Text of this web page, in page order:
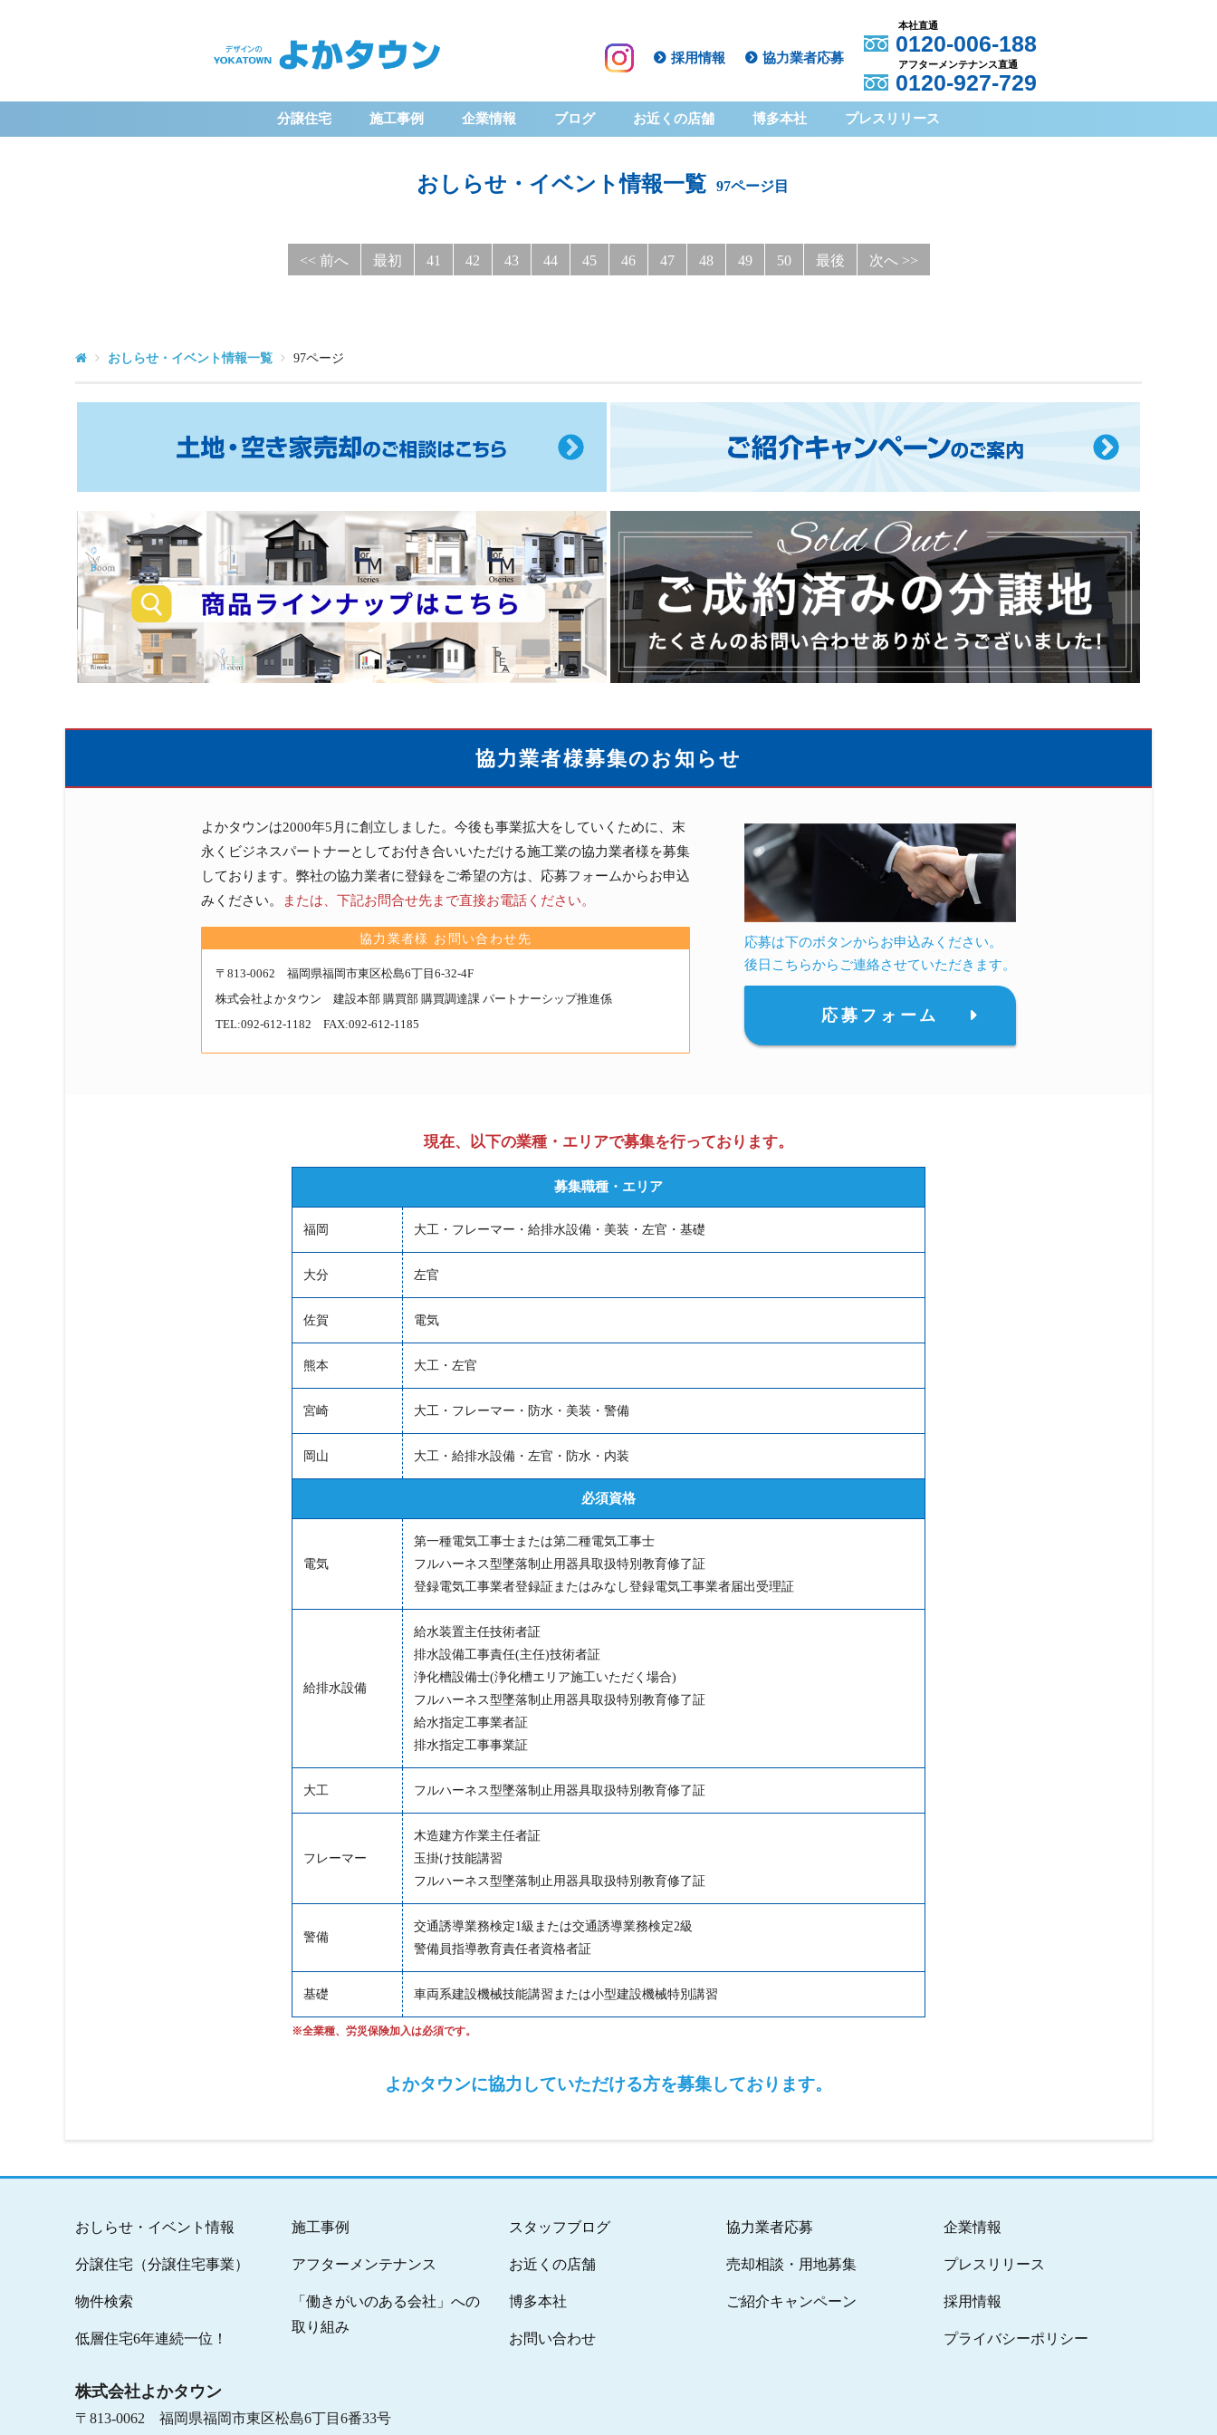
よ
か
採用情報 協力業者応募
本社直通
0120-006-188
アフターメンテナンス直通
0120-927-729
分譲住宅 施工事例 企業情報 ブログ お近くの店舗 博多本社 プレスリリース
おしらせ・イベント情報一覧 97ページ目
<< 前へ 最初 41 42 43 44 45 46 47 48 49 50 最後 次へ >>
おしらせ・イベント情報一覧 97ページ
地・
空
き
家
売
却
の
相
紹
キ
ャ
ペ
ー
の
ご
約
済
の
分
譲
細
こ
ら
協力業者様募集のお知らせ
よかタウンは2000年5月に創立しました。今後も事業拡大をしていくために、末
永くビジネスパートナーとしてお付き合いいただける施工業の協力業者様を募集
しております。弊社の協力業者に登録をご希望の方は、応募フォームからお申込
みください。
または、下記お問合せ先まで直接お電話ください。
協力業者様 お問い合わせ先
〒813-0062 福岡県福岡市東区松島6丁目6-32-4F
株式会社よかタウン 建設本部 購買部 購買調達課 パートナーシップ推進係
TEL:092-612-1182 FAX:092-612-1185
応募は下のボタンからお申込みください。
後日こちらからご連絡させていただきます。
応募フォーム
現在、以下の業種・エリアで募集を行っております。
募集職種・エリア
福岡 大工・フレーマー・給排水設備・美装・左官・基礎
大分 左官
佐賀 電気
熊本 大工・左官
宮崎 大工・フレーマー・防水・美装・警備
岡山 大工・給排水設備・左官・防水・内装
必須資格
電気
第一種電気工事士または第二種電気工事士
フルハーネス型墜落制止用器具取扱特別教育修了証
登録電気工事業者登録証またはみなし登録電気工事業者届出受理証
給排水設備
給水装置主任技術者証
排水設備工事責任(主任)技術者証
浄化槽設備士(浄化槽エリア施工いただく場合)
フルハーネス型墜落制止用器具取扱特別教育修了証
給水指定工事業者証
排水指定工事事業証
大工 フルハーネス型墜落制止用器具取扱特別教育修了証
フレーマー
木造建方作業主任者証
玉掛け技能講習
フルハーネス型墜落制止用器具取扱特別教育修了証
警備
交通誘導業務検定1級または交通誘導業務検定2級
警備員指導教育責任者資格者証
基礎 車両系建設機械技能講習または小型建設機械特別講習
※全業種、労災保険加入は必須です。
よかタウンに協力していただける方を募集しております。
おしらせ・イベント情報
分譲住宅（分譲住宅事業）
物件検索
低層住宅6年連続一位！
施工事例
アフターメンテナンス
「働きがいのある会社」への
取り組み
スタッフブログ
お近くの店舗
博多本社
お問い合わせ
協力業者応募
売却相談・用地募集
ご紹介キャンペーン
企業情報
プレスリリース
採用情報
プライバシーポリシー
株式会社よかタウン
〒813-0062 福岡県福岡市東区松島6丁目6番33号